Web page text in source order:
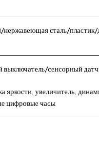
сталь/пластик/
выключатель/сенсорный
яркости, увеличитель,
цифровые часы